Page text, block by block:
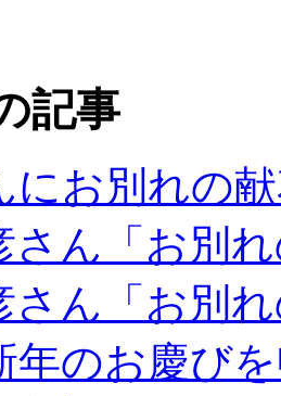
記事
にお別れの
さん「お別
さん「お別
年のお慶び